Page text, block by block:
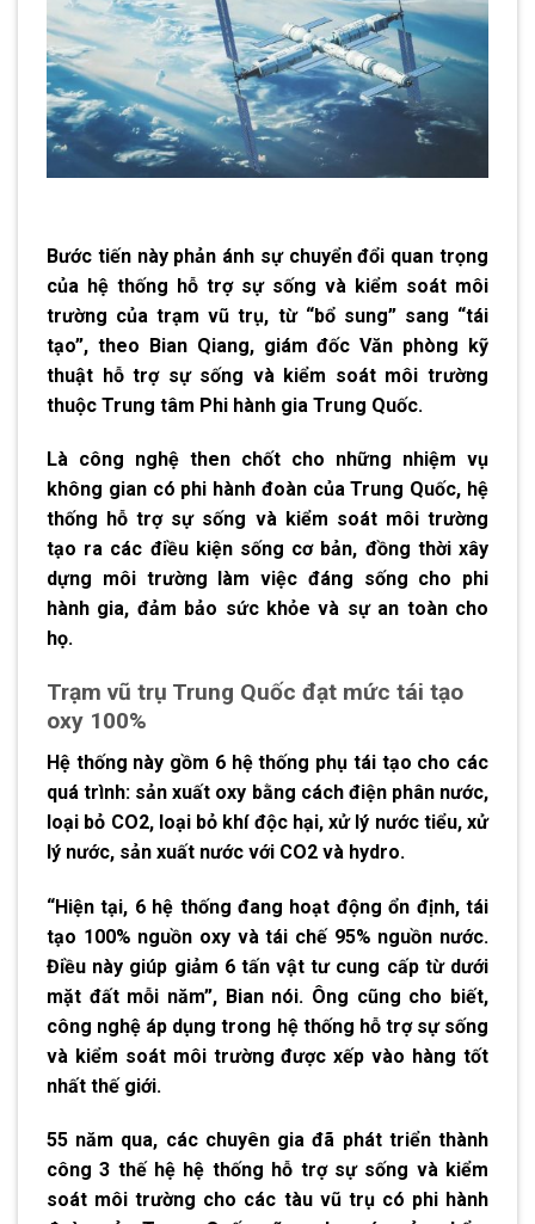
Bước tiến này phản ánh sự chuyển đổi quan trọng
của hệ thống hỗ trợ sự sống và kiểm soát môi
trường của trạm vũ trụ, từ “bổ sung” sang “tái
tạo”, theo Bian Qiang, giám đốc Văn phòng kỹ
thuật hỗ trợ sự sống và kiểm soát môi trường
thuộc Trung tâm Phi hành gia Trung Quốc.
Là công nghệ then chốt cho những nhiệm vụ
không gian có phi hành đoàn của Trung Quốc, hệ
thống hỗ trợ sự sống và kiểm soát môi trường
tạo ra các điều kiện sống cơ bản, đồng thời xây
dựng môi trường làm việc đáng sống cho phi
hành gia, đảm bảo sức khỏe và sự an toàn cho
họ.
Trạm vũ trụ Trung Quốc đạt mức tái tạo
oxy 100%
Hệ thống này gồm 6 hệ thống phụ tái tạo cho các
quá trình: sản xuất oxy bằng cách điện phân nước,
loại bỏ CO2, loại bỏ khí độc hại, xử lý nước tiểu, xử
lý nước, sản xuất nước với CO2 và hydro.
“Hiện tại, 6 hệ thống đang hoạt động ổn định, tái
tạo 100% nguồn oxy và tái chế 95% nguồn nước.
Điều này giúp giảm 6 tấn vật tư cung cấp từ dưới
mặt đất mỗi năm”, Bian nói. Ông cũng cho biết,
công nghệ áp dụng trong hệ thống hỗ trợ sự sống
và kiểm soát môi trường được xếp vào hàng tốt
nhất thế giới.
55 năm qua, các chuyên gia đã phát triển thành
công 3 thế hệ hệ thống hỗ trợ sự sống và kiểm
soát môi trường cho các tàu vũ trụ có phi hành